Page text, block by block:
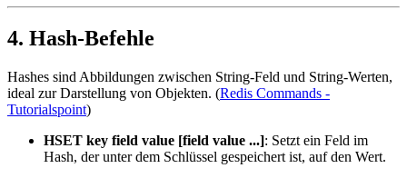
4. Hash-Befehle
Hashes sind Abbildungen zwischen String-Feld und String-Werten,
ideal zur Darstellung von Objekten. (Redis Commands -
Tutorialspoint)
HSET key field value [field value ...]: Setzt ein Feld im
Hash, der unter dem Schlüssel gespeichert ist, auf den Wert.